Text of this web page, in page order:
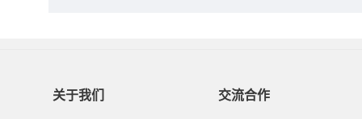
关于我们 交流合作